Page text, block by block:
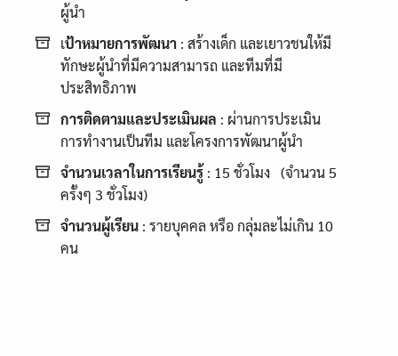
ผู้นำ
เป้าหมายการพัฒนา : สร้างเด็ก และเยาวชนให้มี
ทักษะผู้นำที่มีความสามารถ และทีมที่มี
ประสิทธิภาพ
การติดตามและประเมินผล : ผ่านการประเมิน
การทำงานเป็นทีม และโครงการพัฒนาผู้นำ
จำนวนเวลาในการเรียนรู้ : 15 ชั่วโมง (จำนวน 5
ครั้งๆ 3 ชั่วโมง)
จำนวนผู้เรียน : รายบุคคล หรือ กลุ่มละไม่เกิน 10
คน